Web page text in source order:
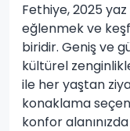
Fethiye, 2025
eğlenmek ve
biridir. Geniş ve
kültürel
ile her yaştan
konaklama
konfor